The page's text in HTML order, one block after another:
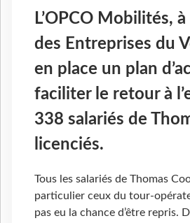
L’OPCO Mobilités,
des Entreprises du
en place un plan
faciliter le retour à
338 salariés de
licenciés.
Tous les salariés de Thomas
particulier ceux du tour-
pas eu la chance d’être repris.